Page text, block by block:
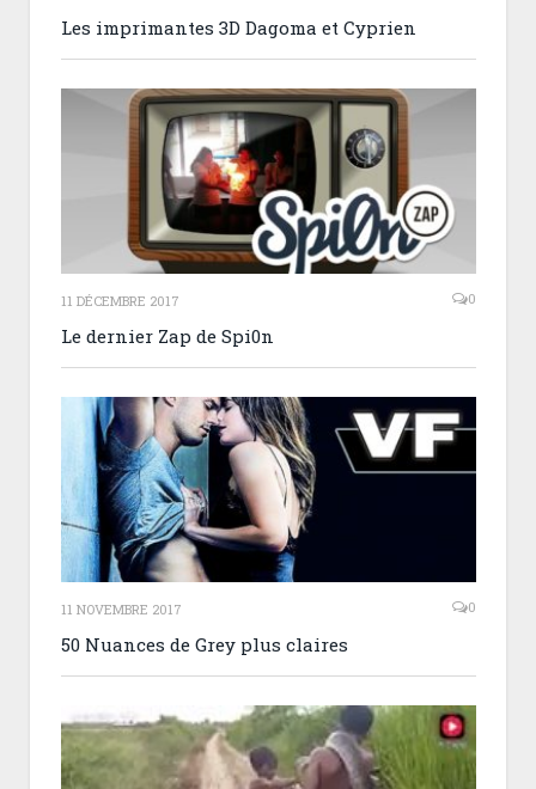
Les imprimantes 3D Dagoma et Cyprien
11 DÉCEMBRE 2017 0
Le dernier Zap de Spi0n
11 NOVEMBRE 2017 0
50 Nuances de Grey plus claires